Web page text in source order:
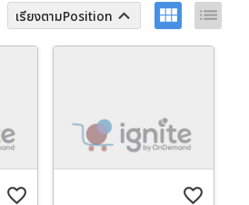
เรียงตามPosition keyboard_arrow_up view_module list
favorite_border favorite_border